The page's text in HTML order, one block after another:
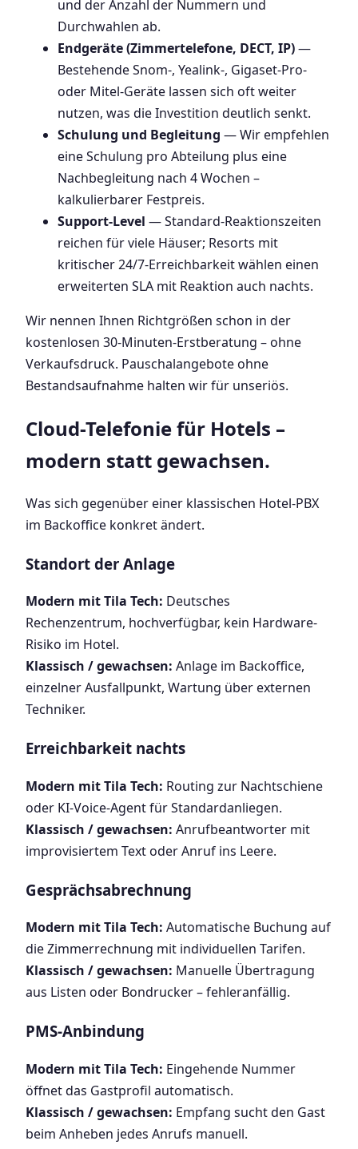
und der Anzahl der Nummern und
Durchwahlen ab.
Endgeräte (Zimmertelefone, DECT, IP)—
Bestehende Snom-, Yealink-, Gigaset-Pro-
oder Mitel-Geräte lassen sich oft weiter
nutzen, was die Investition deutlich senkt.
Schulung und Begleitung — Wir empfehlen
eine Schulung pro Abteilung plus eine
Nachbegleitung nach 4 Wochen –
kalkulierbarer Festpreis.
Support-Level — Standard-Reaktionszeiten
reichen für viele Häuser; Resorts mit
kritischer 24/7-Erreichbarkeit wählen einen
erweiterten SLA mit Reaktion auch nachts.
Wir nennen Ihnen Richtgrößen schon in der
kostenlosen 30-Minuten-Erstberatung – ohne
Verkaufsdruck. Pauschalangebote ohne
Bestandsaufnahme halten wir für unseriös.
Cloud-Telefonie für Hotels –
modern statt gewachsen.
Was sich gegenüber einer klassischen Hotel-PBX
im Backoffice konkret ändert.
Standort der Anlage
Modern mit Tila Tech: Deutsches
Rechenzentrum, hochverfügbar, kein Hardware-
Risiko im Hotel.
Klassisch / gewachsen: Anlage im Backoffice,
einzelner Ausfallpunkt, Wartung über externen
Techniker.
Erreichbarkeit nachts
Modern mit Tila Tech: Routing zur Nachtschiene
oder KI-Voice-Agent für Standardanliegen.
Klassisch / gewachsen: Anrufbeantworter mit
improvisiertem Text oder Anruf ins Leere.
Gesprächsabrechnung
Modern mit Tila Tech: Automatische Buchung auf
die Zimmerrechnung mit individuellen Tarifen.
Klassisch / gewachsen: Manuelle Übertragung
aus Listen oder Bondrucker – fehleranfällig.
PMS-Anbindung
Modern mit Tila Tech: Eingehende Nummer
öffnet das Gastprofil automatisch.
Klassisch / gewachsen: Empfang sucht den Gast
beim Anheben jedes Anrufs manuell.